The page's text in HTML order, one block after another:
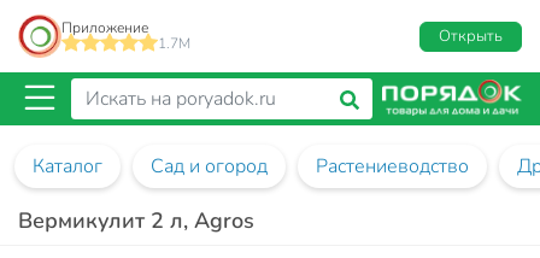
Приложение
1.7M
Открыть
Каталог Сад и огород Растениеводство
Вермикулит 2 л, Agros